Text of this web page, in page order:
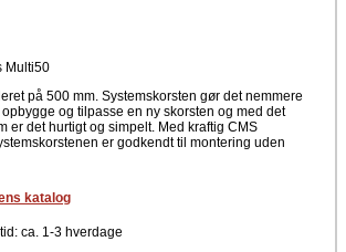
Multi50
på 500 mm. Systemskorsten gør det nemmere
og tilpasse en ny skorsten og med det
er det hurtigt og simpelt. Med kraftig CMS
er godkendt til montering uden
katalog
ca. 1-3 hverdage